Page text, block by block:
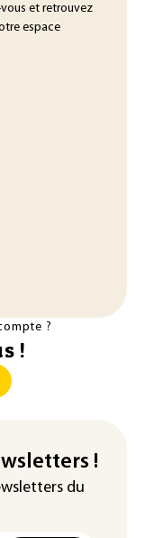
et retrouvez
espace
?
!
!
du